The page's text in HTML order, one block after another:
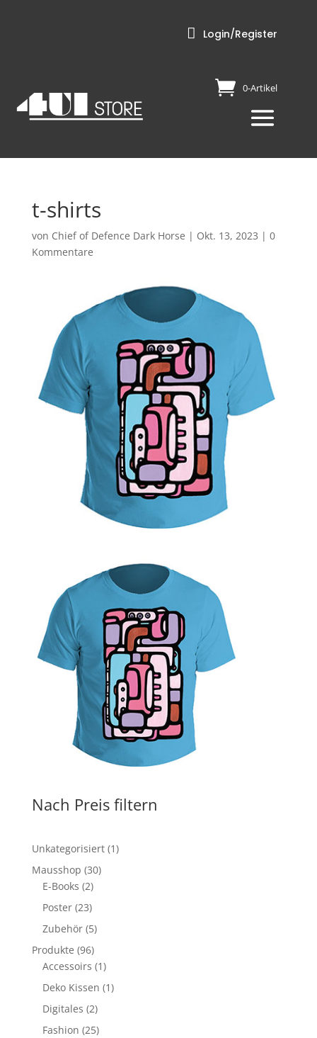
 Login/Register
0-Artikel
t-shirts
von Chief of Defence Dark Horse | Okt. 13, 2023 | 0
Kommentare
Nach Preis filtern
Unkategorisiert 11
Mausshop 3030
E-Books 22
Produkte
Poster 2323
Produkte
Zubehör 55
Produkte
Produkte 9696
Produkte
Accessoirs 11
Produkt
Deko Kissen 11
Digitales 22
Produkte
Fashion 2525